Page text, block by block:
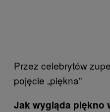
Przez celebrytów
pojęcie „piękna”
Jak wygląda piękno